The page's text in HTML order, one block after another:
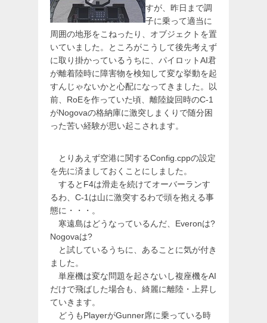
すが、昨日まで調
子に乗って適当に
周囲の地形をこねったり、オブジェクトを置
いていました。ところがこうして後先考えず
に取り掛かっているうちに、パイロットAI君
が離着陸時に障害物を検知して変な挙動を起
すんじゃないかと心配になってきました。以
前、RoEを作っていた頃、離陸旋回時のC-1
がNogovaの格納庫に激突しまくりで随分困
った苦い経験が思い起こされます。
とりあえず空港に関するConfig.cppの設定
を先に済ましておくことにしました。
するとF4は滑走を続けてオーバーランす
るわ、C-1は山に激突するわで頭を抱える事
態に・・・。
寒遠島はどうなっているんだ、Everonは?
Nogovaは?
と試しているうちに、あることに気が付き
ました。
単座機は変な問題を起さないし複座機をAI
だけで飛ばした場合も、綺麗に離陸・上昇し
ていきます。
どうもPlayerがGunner席に乗っている時